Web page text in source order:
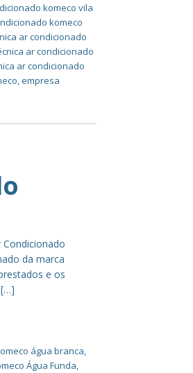
komeco vila
komeco
ar condicionado
ar condicionado
ar condicionado
,empresa
da marca
e os
[…]
água branca,
Água Funda,